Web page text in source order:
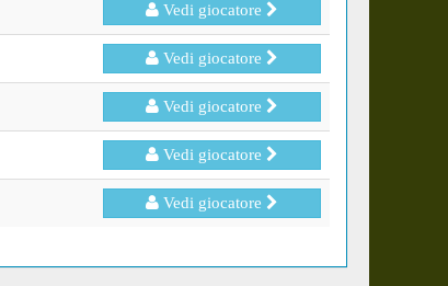
Vedi giocatore
Vedi giocatore
Vedi giocatore
Vedi giocatore
Vedi giocatore